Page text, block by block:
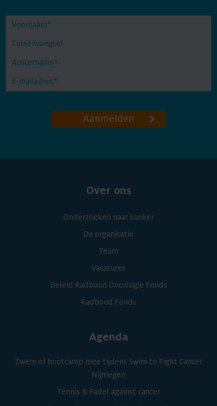
Aanmelden
Over ons
Onderzoeken naar kanker
De organisatie
Team
Vacatures
Beleid Radboud Oncologie Fonds
Radboud Fonds
Agenda
Zwem of bootcamp mee tijdens Swim to Fight Cancer
Nijmegen
Tennis & Padel against cancer